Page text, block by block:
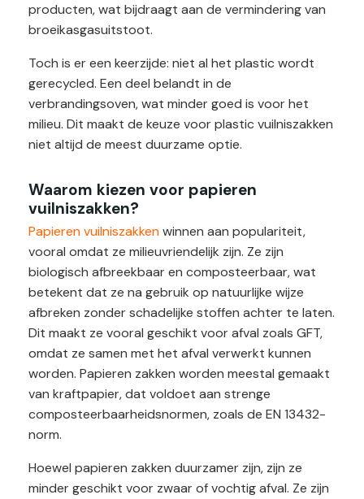
producten, wat bijdraagt aan de vermindering van
broeikasgasuitstoot.
Toch is er een keerzijde: niet al het plastic wordt
gerecycled. Een deel belandt in de
verbrandingsoven, wat minder goed is voor het
milieu. Dit maakt de keuze voor plastic vuilniszakken
niet altijd de meest duurzame optie.
Waarom kiezen voor papieren
vuilniszakken?
Papieren vuilniszakkenwinnen aan populariteit,
vooral omdat ze milieuvriendelijk zijn. Ze zijn
biologisch afbreekbaar en composteerbaar, wat
betekent dat ze na gebruik op natuurlijke wijze
afbreken zonder schadelijke stoffen achter te laten.
Dit maakt ze vooral geschikt voor afval zoals GFT,
omdat ze samen met het afval verwerkt kunnen
worden. Papieren zakken worden meestal gemaakt
van kraftpapier, dat voldoet aan strenge
composteerbaarheidsnormen, zoals de EN 13432-
norm.
Hoewel papieren zakken duurzamer zijn, zijn ze
minder geschikt voor zwaar of vochtig afval. Ze zijn